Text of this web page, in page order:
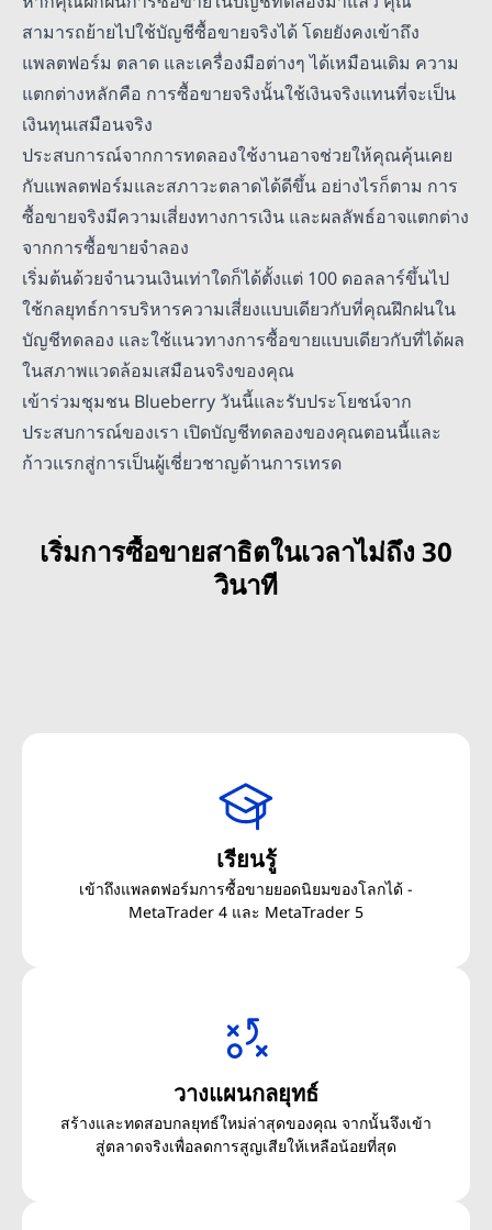
สามารถย้ายไปใช้บัญชีซื้อขายจริงได้ โดยยังคงเข้าถึง
แพลตฟอร์ม ตลาด และเครื่องมือต่างๆ ได้เหมือนเดิม ความ
แตกต่างหลักคือ การซื้อขายจริงนั้นใช้เงินจริงแทนที่จะเป็น
เงินทุนเสมือนจริง
ประสบการณ์จากการทดลองใช้งานอาจช่วยให้คุณคุ้นเคย
กับแพลตฟอร์มและสภาวะตลาดได้ดีขึ้น อย่างไรก็ตาม การ
ซื้อขายจริงมีความเสี่ยงทางการเงิน และผลลัพธ์อาจแตกต่าง
จากการซื้อขายจำลอง
เริ่มต้นด้วยจำนวนเงินเท่าใดก็ได้ตั้งแต่ 100 ดอลลาร์ขึ้นไป
ใช้กลยุทธ์การบริหารความเสี่ยงแบบเดียวกับที่คุณฝึกฝนใน
บัญชีทดลอง และใช้แนวทางการซื้อขายแบบเดียวกับที่ได้ผล
ในสภาพแวดล้อมเสมือนจริงของคุณ
เข้าร่วมชุมชน Blueberry วันนี้และรับประโยชน์จาก
ประสบการณ์ของเรา เปิดบัญชีทดลองของคุณตอนนี้และ
ก้าวแรกสู่การเป็นผู้เชี่ยวชาญด้านการเทรด
เริ่มการซื้อขายสาธิตในเวลาไม่ถึง 30
วินาที
เรียนรู้
เข้าถึงแพลตฟอร์มการซื้อขายยอดนิยมของโลกได้ -
MetaTrader 4 และ MetaTrader 5
วางแผนกลยุทธ์
สร้างและทดสอบกลยุทธ์ใหม่ล่าสุดของคุณ จากนั้นจึงเข้า
สู่ตลาดจริงเพื่อลดการสูญเสียให้เหลือน้อยที่สุด